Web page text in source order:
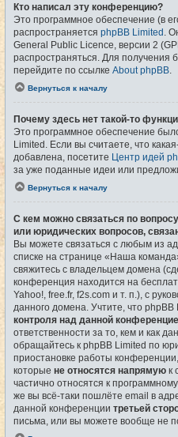
Кто написал эту конференцию?
Это программное обеспечение (в
распространяется phpBB Limited .
General Public Licence, версии 2
распространяться. Для получения
перейдите по ссылке About phpBB
Вернуться к началу
Почему здесь нет такой-то
Это программное обеспечение
Limited. Если вы считаете, что
добавлена, посетите Центр идей
за уже поданные идеи или
Вернуться к началу
С кем можно связаться по
или юридических вопросов,
Вы можете связаться с любым из
списке на странице «Наша
свяжитесь с владельцем домена
конференция находится на
Yahoo!, free.fr, f2s.com и т. п.), с
данного домена. Учтите, что phpBB
контроля над данной
ответственности за то, кем и как
обращайтесь к phpBB Limited по
приостановке работы конференции,
которые не относятся напрямую к
частично относятся к
же вы всё-таки пошлёте email в
данной конференции третьей
письма, или вы можете вообще не